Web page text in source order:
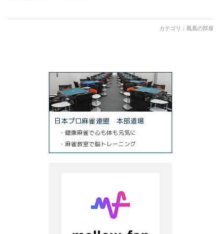
カテゴリ： 鳳凰の部屋
日本プロ麻雀連盟 本部道場
・健康麻雀で心も体も元気に
・麻雀教室で脳トレーニング